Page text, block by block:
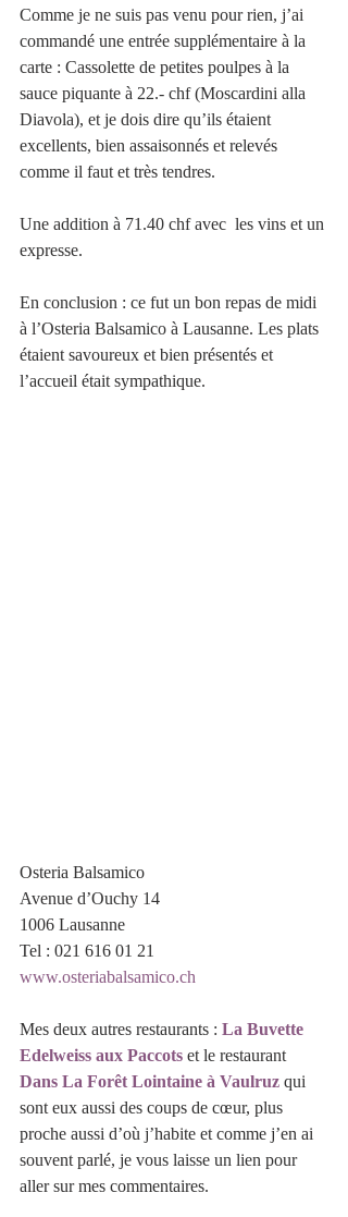
Comme je ne suis pas venu pour rien, j’ai
commandé une entrée supplémentaire à la
carte : Cassolette de petites poulpes à la
sauce piquante à 22.- chf (Moscardini alla
Diavola), et je dois dire qu’ils étaient
excellents, bien assaisonnés et relevés
comme il faut et très tendres.
Une addition à 71.40 chf avec  les vins et un
expresse.
En conclusion : ce fut un bon repas de midi
à l’Osteria Balsamico à Lausanne. Les plats
étaient savoureux et bien présentés et
l’accueil était sympathique.
Osteria Balsamico
Avenue d’Ouchy 14
1006 Lausanne
Tel : 021 616 01 21
www.osteriabalsamico.ch
Mes deux autres restaurants : La Buvette
Edelweiss aux Paccots et le restaurant
Dans La Forêt Lointaine à Vaulruz qui
sont eux aussi des coups de cœur, plus
proche aussi d’où j’habite et comme j’en ai
souvent parlé, je vous laisse un lien pour
aller sur mes commentaires.